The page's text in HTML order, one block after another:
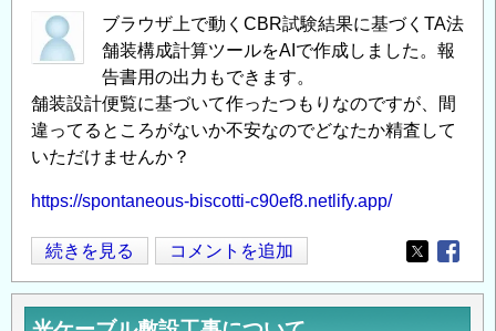
ト
矢
護
岸
の
修
方
法
に
つ
ブラウザ上で動くCBR試験結果に基づくTA法
舗装構成計算ツールをAIで作成しました。報
告書用の出力もできます。
舗装設計便覧に基づいて作ったつもりなのですが、間
違ってるところがないか不安なのでどなたか精査して
いただけませんか？
https://spontaneous-biscotti-c90ef8.netlify.app/
CBR
試
験
続きを見る コメントを追加
Opens in